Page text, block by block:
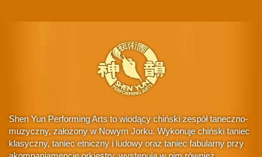
Shen Yun Performing Arts to wiodący chiński zespół taneczno-
muzyczny, założony w Nowym Jorku. Wykonuje chiński taniec
klasyczny, taniec etniczny i ludowy oraz taniec fabularny przy